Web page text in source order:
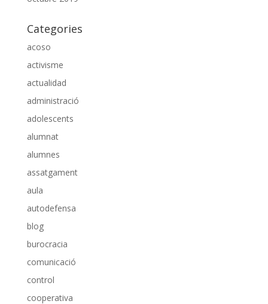
Categories
acoso
activisme
actualidad
administració
adolescents
alumnat
alumnes
assatgament
aula
autodefensa
blog
burocracia
comunicació
control
cooperativa